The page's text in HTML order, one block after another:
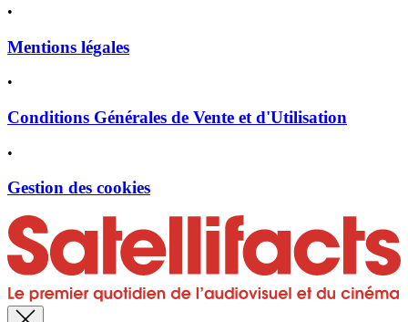
•
Mentions légales
•
Conditions Générales de Vente et d'Utilisation
•
Gestion des cookies